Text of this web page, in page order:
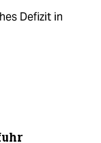
Defizit in